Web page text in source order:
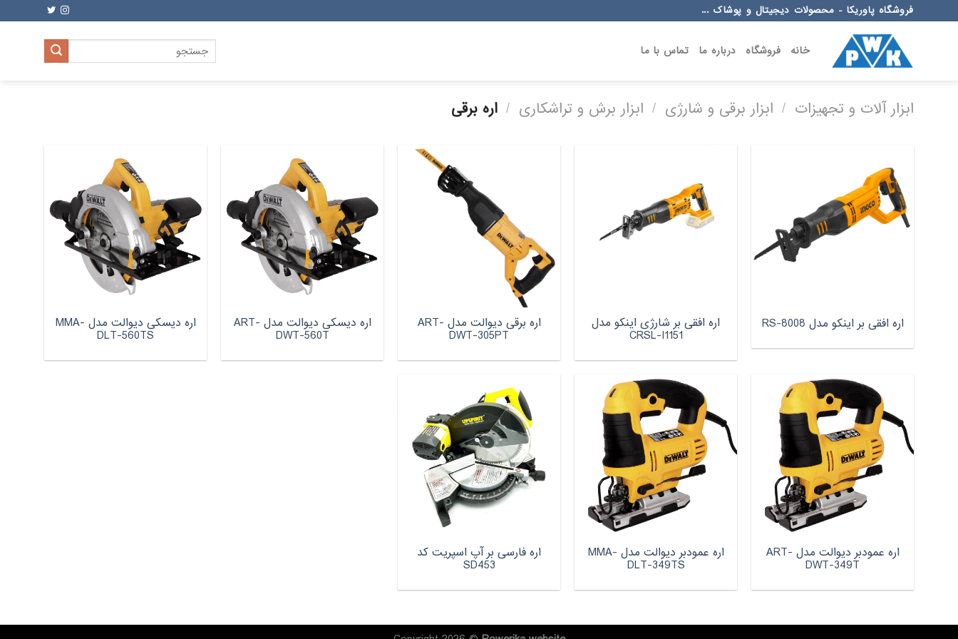
to
فروشگاه پاوریکا - محصولات دیجیتال و پوشاک ...
خانه فروشگاه درباره ما تماس با ما
جستجو
برای:
ابزار آلات و تجهیزات / ابزار برقی و شارژی / ابزار برش و تراشکاری / اره برقی
اره افقی بر اینکو مدل RS-8008 اره افقی بر شارژی اینکو مدل
CRSL-I1151
اره برقی دیوالت مدل ART-
DWT-305PT
اره دیسکی دیوالت مدل ART-
DWT-560T
اره دیسکی دیوالت مدل MMA-
DLT-560TS
اره عمودبر دیوالت مدل ART-
DWT-349T
اره عمودبر دیوالت مدل MMA-
DLT-349TS
اره فارسی بر آپ اسپریت کد
SD453